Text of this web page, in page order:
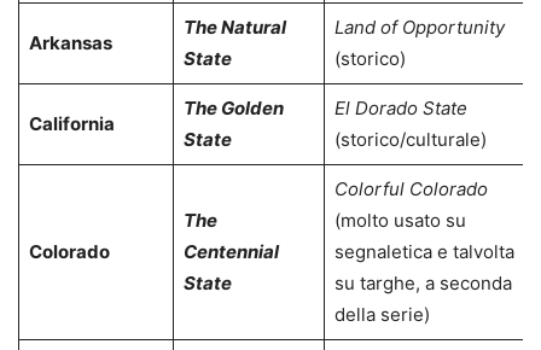
Arkansas
The Natural
State
Land of Opportunity
(storico)
California
The Golden
State
El Dorado State
(storico/culturale)
Colorado
The
Centennial
State
Colorful Colorado
(molto usato su
segnaletica e talvolta
su targhe, a seconda
della serie)